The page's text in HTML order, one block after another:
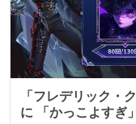
「フレデリック・
に 「かっこよすぎ